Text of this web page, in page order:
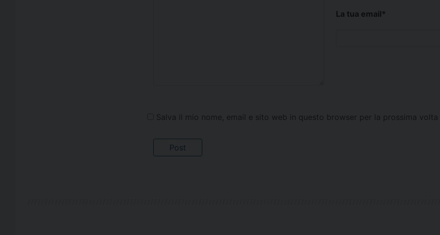
La tua email*
Salva il mio nome, email e sito web in questo browser per la prossima